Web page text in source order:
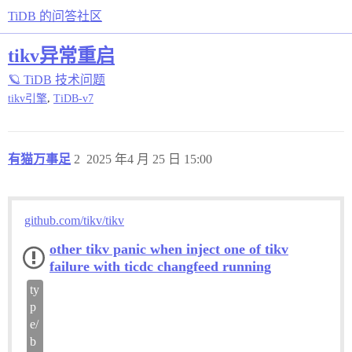
TiDB 的问答社区
tikv异常重启
🪐 TiDB 技术问题
tikv引擎, TiDB-v7
有猫万事足 2025 年4 月 25 日 15:00
2
github.com/tikv/tikv
other tikv panic when inject one of tikv
failure with ticdc changfeed running
ty
p
e/
b